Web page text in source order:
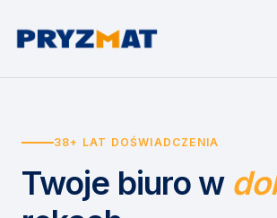
Urządzenia
Drukarki i urządzenia wielofunkcyjne
Etykiety i identyfikacja
Skanery i obieg dokumentów
Wynajem drukarek
Wynajem urządzeń biurowych
EZD RP
Misja szkoła
38+ LAT DOŚWIADCZENIA
Twoje biuro w